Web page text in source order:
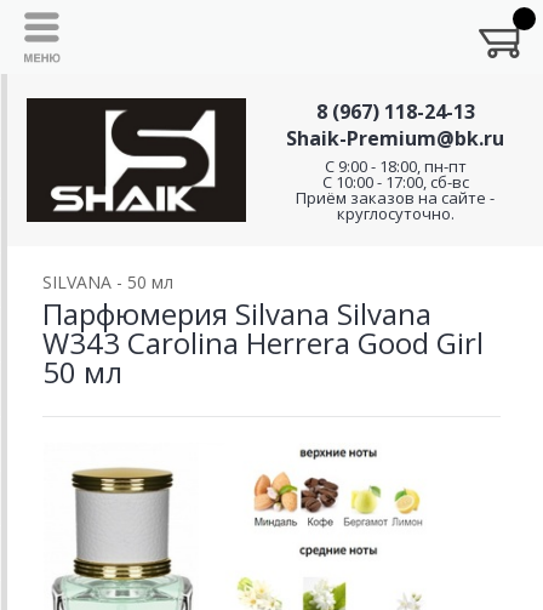
8 (967) 118-24-13
Shaik-Premium@bk.ru
C 9:00 - 18:00, пн-пт
С 10:00 - 17:00, сб-вс
Приём заказов на сайте -
круглосуточно.
SILVANA - 50 мл
Парфюмерия Silvana Silvana
W343 Carolina Herrera Good Girl
50 мл